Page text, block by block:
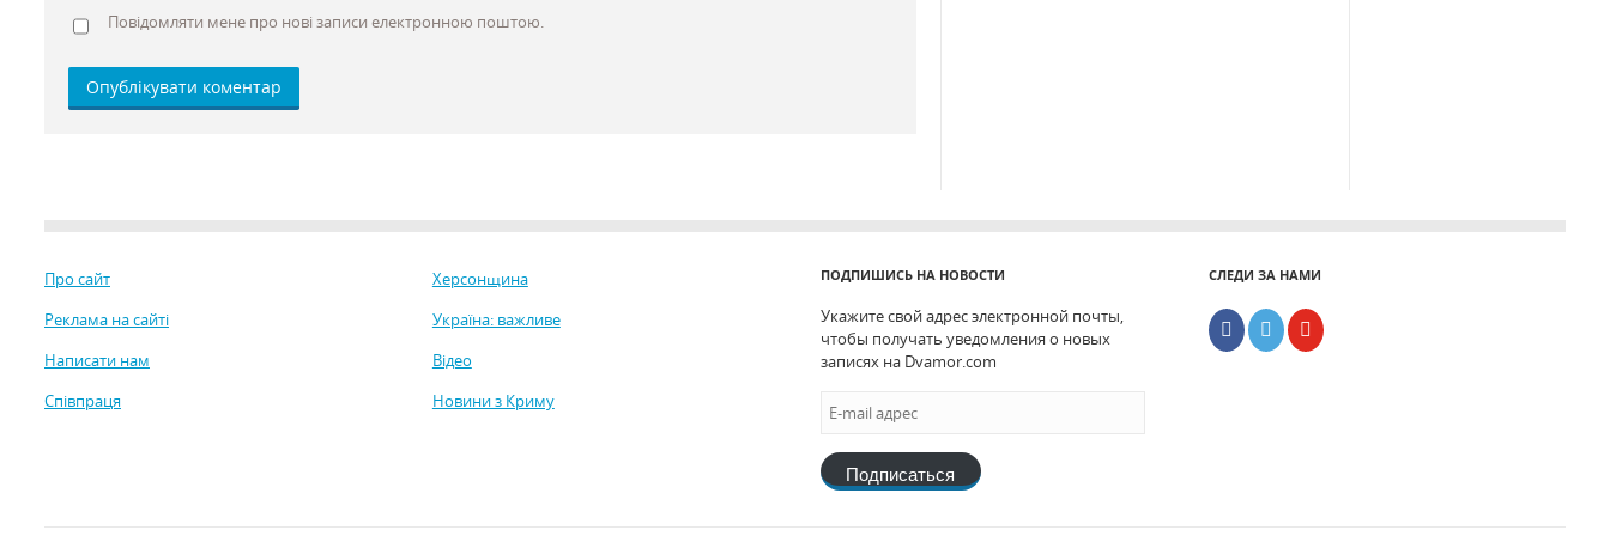
Повідомляти мене про нові записи електронною поштою.
Про сайт
Реклама на сайті
Написати нам
Співпраця
Херсонщина
Україна: важливе
Відео
Новини з Криму
ПОДПИШИСЬ НА НОВОСТИ
Укажите свой адрес электронной почты,
чтобы получать уведомления о новых
записях на Dvamor.com
Подписаться
СЛЕДИ ЗА НАМИ